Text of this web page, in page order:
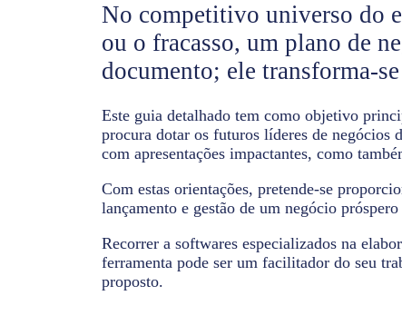
No competitivo universo do
ou o fracasso, um plano de
documento; ele transforma-
Este guia detalhado tem como objetivo
procura dotar os futuros líderes de negócios
com apresentações impactantes, como
Com estas orientações, pretende-se
lançamento e gestão de um negócio
Recorrer a softwares especializados na
ferramenta pode ser um facilitador do seu
proposto.